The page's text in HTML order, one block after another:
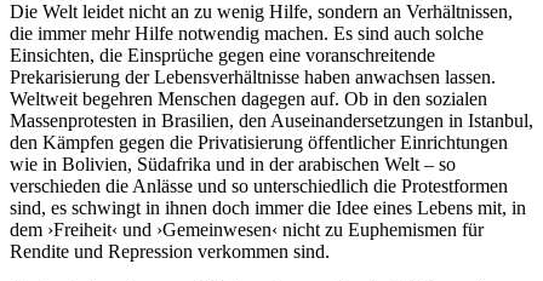
Die Welt leidet nicht an zu wenig Hilfe, sondern an Verhältnissen,
die immer mehr Hilfe notwendig machen. Es sind auch solche
Einsichten, die Einsprüche gegen eine voranschreitende
Prekarisierung der Lebensverhältnisse haben anwachsen lassen.
Weltweit begehren Menschen dagegen auf. Ob in den sozialen
Massenprotesten in Brasilien, den Auseinandersetzungen in Istanbul,
den Kämpfen gegen die Privatisierung öffentlicher Einrichtungen
wie in Bolivien, Südafrika und in der arabischen Welt – so
verschieden die Anlässe und so unterschiedlich die Protestformen
sind, es schwingt in ihnen doch immer die Idee eines Lebens mit, in
dem ›Freiheit‹ und ›Gemeinwesen‹ nicht zu Euphemismen für
Rendite und Repression verkommen sind.